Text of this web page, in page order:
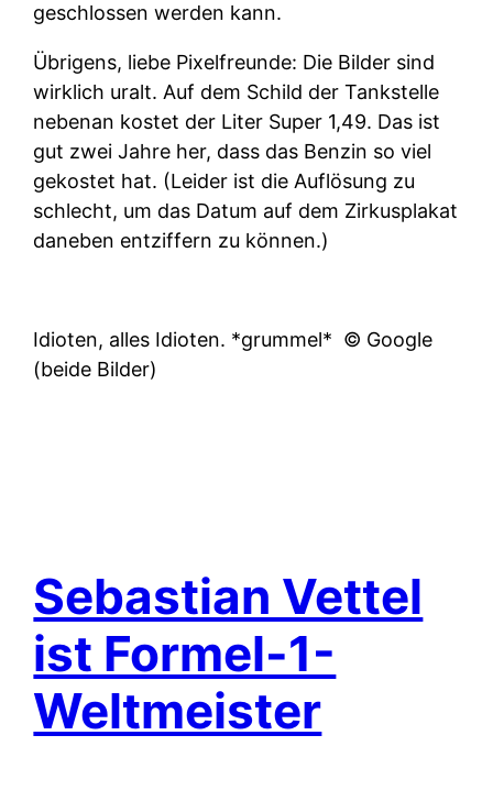
geschlossen werden kann.
Übrigens, liebe Pixelfreunde: Die Bilder sind
wirklich uralt. Auf dem Schild der Tankstelle
nebenan kostet der Liter Super 1,49. Das ist
gut zwei Jahre her, dass das Benzin so viel
gekostet hat. (Leider ist die Auflösung zu
schlecht, um das Datum auf dem Zirkusplakat
daneben entziffern zu können.)
Idioten, alles Idioten. *grummel* © Google
(beide Bilder)
Sebastian Vettel
ist Formel-1-
Weltmeister